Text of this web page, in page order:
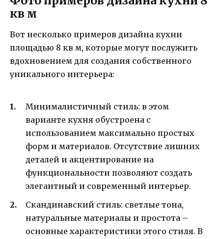
кв м
Вот несколько примеров дизайна кухни
площадью 8 кв м, которые могут послужить
вдохновением для создания собственного
уникального интерьера:
Минималистичный стиль: в этом
варианте кухня обустроена с
использованием максимально простых
форм и материалов. Отсутствие лишних
деталей и акцентирование на
функциональности позволяют создать
элегантный и современный интерьер.
Скандинавский стиль: светлые тона,
натуральные материалы и простота –
основные характеристики этого стиля. В